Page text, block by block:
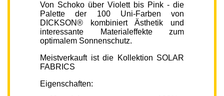
Von Schoko über Violett bis Pink - die
Palette der 100 Uni-Farben von
DICKSON® kombiniert Ästhetik und
interessante Materialeffekte zum
optimalem Sonnenschutz.
Meistverkauft ist die Kollektion SOLAR
FABRICS
Eigenschaften: